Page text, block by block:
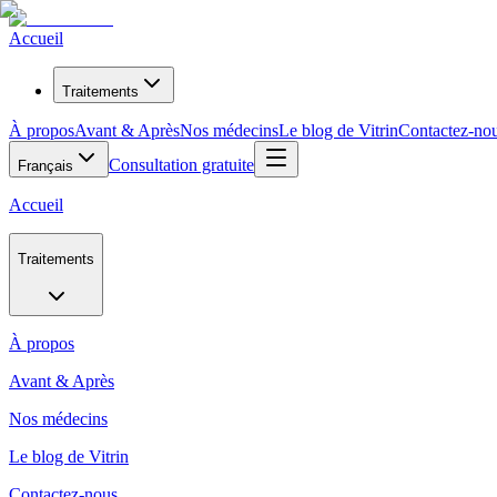
Accueil
Traitements
À proposAvant & AprèsNos médecinsLe blog de VitrinContactez-
Français Consultation gratuite
Accueil
Traitements
À propos
Avant & Après
Nos médecins
Le blog de Vitrin